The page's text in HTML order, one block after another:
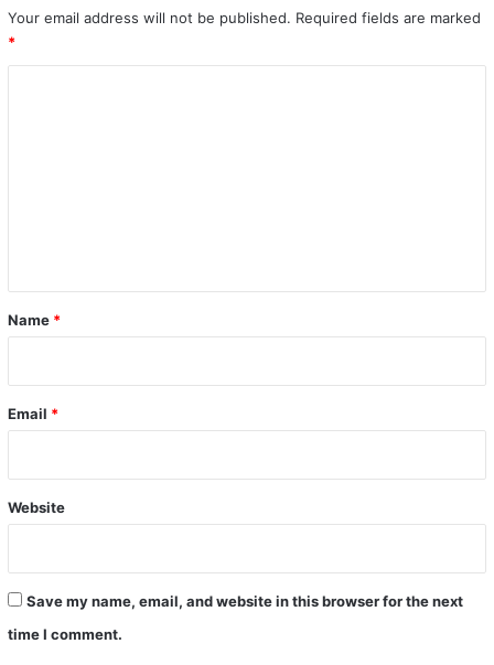
Your email address will not be published. Required fields are marked
*
*
Name *
Email *
Website
Save my name, email, and website in this browser for the next
time I comment.